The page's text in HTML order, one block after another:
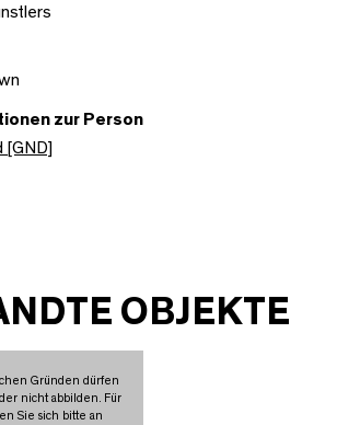
zur Person
[GND]
OBJEKTE
Gründen dürfen
nicht abbilden. Für
Sie sich bitte an